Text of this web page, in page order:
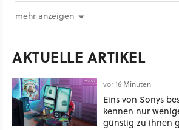
mehr anzeigen
AKTUELLE ARTIKEL
vor 16 Minuten
Eins von Sonys
kennen nur
günstig zu ihnen